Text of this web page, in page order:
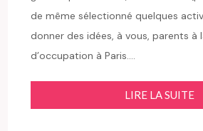
de même sélectionné quelques
donner des idées, à vous, parents à
d’occupation à Paris….
LIRE LA SUITE